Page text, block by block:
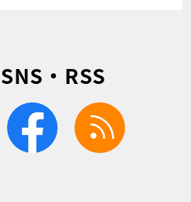
・RSS
facebook